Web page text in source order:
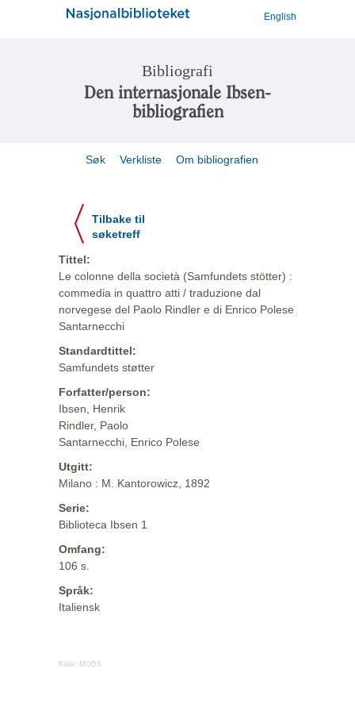
English
Bibliografi
Den internasjonale Ibsen-
bibliografien
Søk Verkliste Om bibliografien
Tilbake til
søketreff
Tittel:
Le colonne della società (Samfundets stötter) :
commedia in quattro atti / traduzione dal
norvegese del Paolo Rindler e di Enrico Polese
Santarnecchi
Standardtittel:
Samfundets støtter
Forfatter/person:
Ibsen, Henrik
Rindler, Paolo
Santarnecchi, Enrico Polese
Utgitt:
Milano : M. Kantorowicz, 1892
Serie:
Biblioteca Ibsen 1
Omfang:
106 s.
Språk:
Italiensk
Kilde: MODS